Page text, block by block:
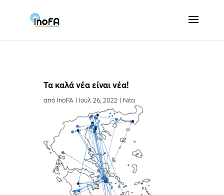
Τα καλά νέα είναι νέα!
από InoFA | Ιούλ 26, 2022 | Νέα